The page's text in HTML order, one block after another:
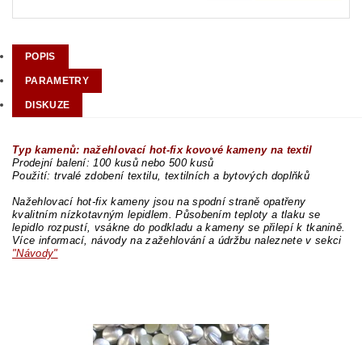
POPIS
PARAMETRY
DISKUZE
Typ kamenů: nažehlovací hot-fix kovové kameny na textil
Prodejní balení: 100 kusů nebo 500 kusů
Použití: trvalé zdobení textilu, textilních a bytových doplňků
Nažehlovací hot-fix kameny jsou na spodní straně opatřeny
kvalitním nízkotavným lepidlem. Působením teploty a tlaku se
lepidlo rozpustí, vsákne do podkladu a kameny se přilepí k tkanině.
Více informací, návody na zažehlování a údržbu naleznete v sekci
"Návody"